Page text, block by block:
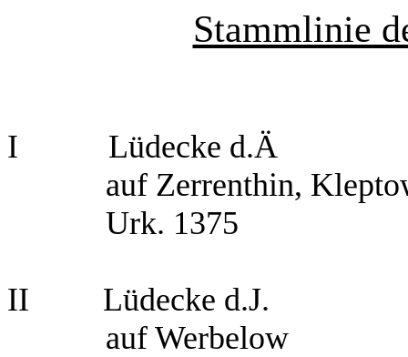
Stammlinie
I
Lüdecke d.Ä
auf Zerrenthin,
Urk. 1375
II
Lüdecke d.J.
auf Werbelow